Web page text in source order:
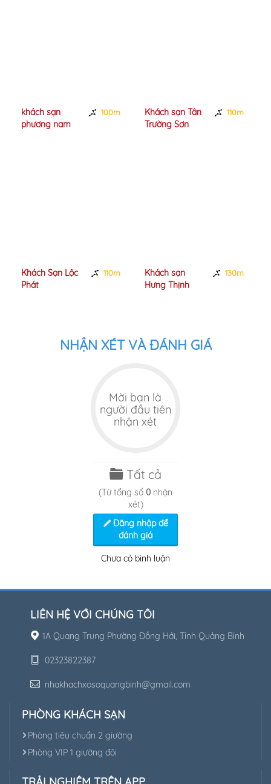
khách sạn
phương nam
100m
Khách Sạn Lộc
Phát
110m
Khách sạn Tân
Trường Sơn
110m
Khách sạn
Hưng Thịnh
130m
NHẬN XÉT VÀ ĐÁNH GIÁ
Mời bạn là
người đầu tiên
nhận xét
Tất cả
(Từ tổng số 0 nhận
xét)
Đăng nhập để
đánh giá
Chưa có bình luận
LIÊN HỆ VỚI CHÚNG TÔI
1A Quang Trung Phường Đồng Hới, Tỉnh Quảng Bình
02323822387
nhakhachxosoquangbinh@gmail.com
PHÒNG KHÁCH SẠN
Phòng tiêu chuẩn 2 giường
Phòng VIP 1 giường đôi